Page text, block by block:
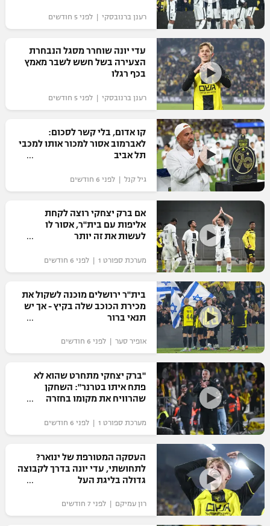
"מחצית בשכונה" – פודקאסט
משתתפים וזוכים בפרסים
תקנון משתתפים וזוכים בפרסים
תקנון עבור פעילות אלקטרה
תקנון עבור פעילות ספורט 1 – "מרלן"
טניס
גיימינג E-Sports
תנאי שימוש
מדיניות פרטיות
תקנון פעילות ספורט 1
רשיון להקרנה פומבית לבית עסק
הצטרפות לחבילת הערוצים
לוח דרושים – ג'ובנט
תגיות
המגזין
אופניים
ספורט מוטורי
כדורמים
פוטבול אמריקאי NFL
בייסבול MLB
ספורט אתגרי ואקסטרים
אומנויות לחימה
גיימינג E-Sports
רענן ברנובסקי | לפני 5 חודשים
עדי יונה שוחרר מסגל הנבחרת
הצעירה בשל חשש לשבר מאמץ
בכף רגלו
רענן ברנובסקי | לפני 5 חודשים
קו אדום, בלי קשר לסכום:
לאברמוב אסור למכור אותו למכבי
תל אביב
גיל קנל | לפני 6 חודשים
אם ברק יצחקי רוצה לקחת
אליפות עם בית"ר, אסור לו
לעשות את זה יותר
מערכת ספורט 1 | לפני 6 חודשים
בית"ר ירושלים מוכנה לשקול את
מכירת הכוכב שלה בקיץ - אך יש
תנאי ברור
אופיר סער | לפני 6 חודשים
"ברק יצחקי מתחרט שהוא לא
פתח איתו בטרנר": השחקן
שהרוויח את מקומו בחזרה
מערכת ספורט 1 | לפני 6 חודשים
העסקה המטורפת של ינואר?
לתחושתי, עדי יונה בדרך לקבוצה
גדולה בליגת העל
רון עמיקם | לפני 7 חודשים